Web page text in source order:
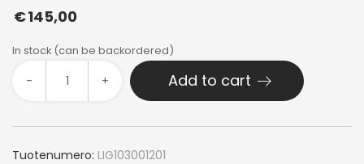
€145,00
In stock (can be backordered)
- + Add to cart
Tuotenumero: LIG103001201